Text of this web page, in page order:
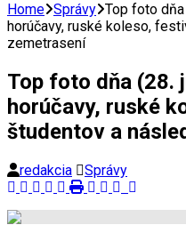
Home Správy Top foto
horúčavy, ruské koleso,
zemetrasení
Top foto dňa (28.
horúčavy, ruské
študentov a
redakcia Správy